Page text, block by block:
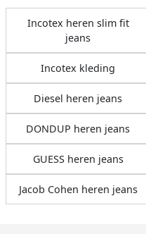
Incotex heren slim fit
jeans
Incotex kleding
Diesel heren jeans
DONDUP heren jeans
GUESS heren jeans
Jacob Cohen heren jeans